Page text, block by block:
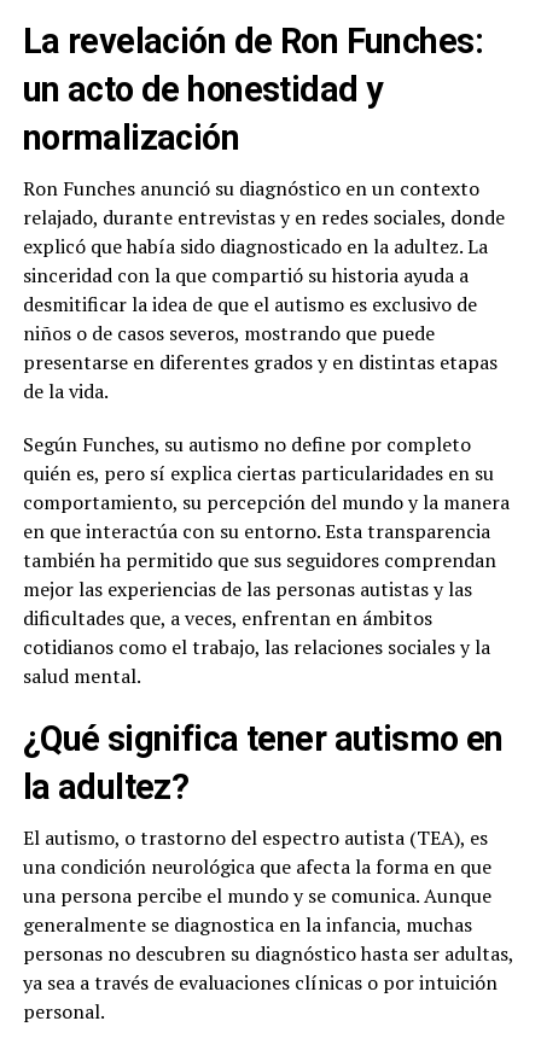
La revelación de Ron Funches:
un acto de honestidad y
normalización
Ron Funches anunció su diagnóstico en un contexto
relajado, durante entrevistas y en redes sociales, donde
explicó que había sido diagnosticado en la adultez. La
sinceridad con la que compartió su historia ayuda a
desmitificar la idea de que el autismo es exclusivo de
niños o de casos severos, mostrando que puede
presentarse en diferentes grados y en distintas etapas
de la vida.
Según Funches, su autismo no define por completo
quién es, pero sí explica ciertas particularidades en su
comportamiento, su percepción del mundo y la manera
en que interactúa con su entorno. Esta transparencia
también ha permitido que sus seguidores comprendan
mejor las experiencias de las personas autistas y las
dificultades que, a veces, enfrentan en ámbitos
cotidianos como el trabajo, las relaciones sociales y la
salud mental.
¿Qué significa tener autismo en
la adultez?
El autismo, o trastorno del espectro autista (TEA), es
una condición neurológica que afecta la forma en que
una persona percibe el mundo y se comunica. Aunque
generalmente se diagnostica en la infancia, muchas
personas no descubren su diagnóstico hasta ser adultas,
ya sea a través de evaluaciones clínicas o por intuición
personal.